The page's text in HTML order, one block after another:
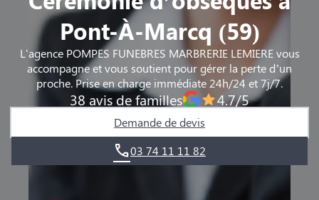
Pont-À-Marcq (59)
L'agence POMPES FUNEBRES MARBRERIE LEMIERE vous
accompagne et vous soutient pour gérer la perte d’un
proche. Prise en charge immédiate 24h/24 et 7j/7.
38 avis de familles 4.7/5
Demande de devis
03 74 11 11 82